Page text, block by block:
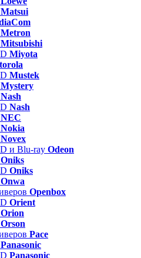
Matsui
Metron
Mitsubishi
Miyota
Mustek
Mystery
Nash
Nash
NEC
Nokia
Novex
и Blu-ray Odeon
Oniks
Oniks
Onwa
Openbox
Orient
Orion
Orson
Pace
Panasonic
Panasonic